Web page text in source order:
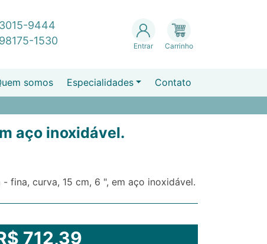
9444
1530
Entrar Carrinho
somos Especialidades Contato
aço inoxidável.
fina, curva, 15 cm, 6 ", em aço inoxidável.
712,39